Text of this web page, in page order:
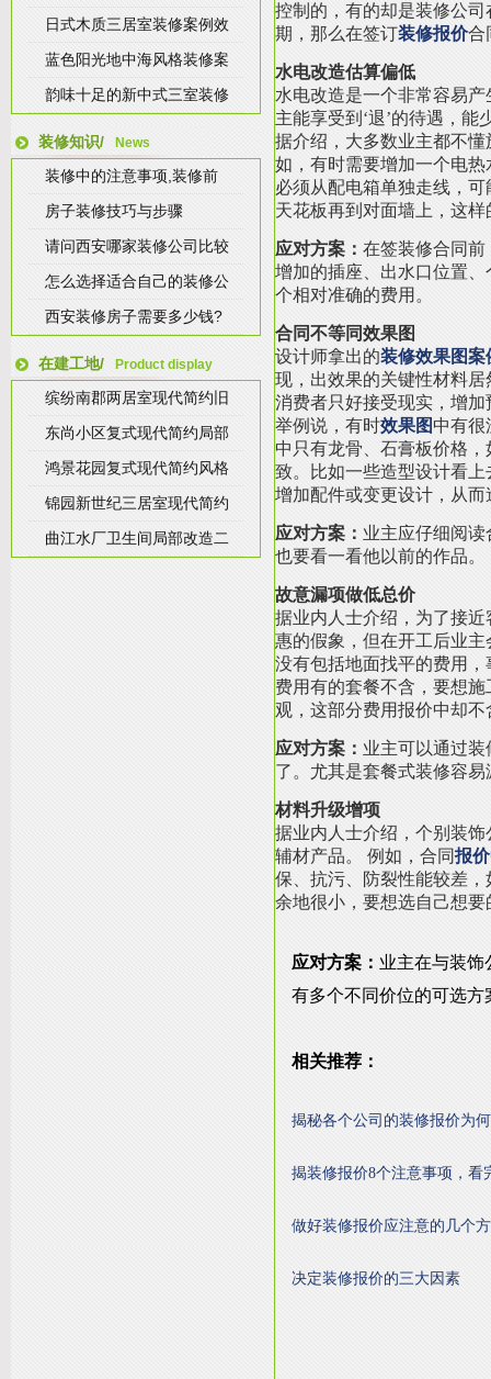
日式木质三居室装修案例效
蓝色阳光地中海风格装修案
韵味十足的新中式三室装修
装修知识/ News
装修中的注意事项,装修前
房子装修技巧与步骤
请问西安哪家装修公司比较
怎么选择适合自己的装修公
西安装修房子需要多少钱?
在建工地/ Product display
缤纷南郡两居室现代简约旧
东尚小区复式现代简约局部
鸿景花园复式现代简约风格
锦园新世纪三居室现代简约
曲江水厂卫生间局部改造二
控制的，有的却是装修公
期，那么在签订装修报价合
水电改造估算偏低
水电改造是一个非常容易
主能享受到‘退’的待遇，
据介绍，大多数业主都不
如，有时需要增加一个电
必须从配电箱单独走线，
天花板再到对面墙上，这
应对方案： 在签装修合同
增加的插座、出水口位置
个相对准确的费用。
合同不等同效果图
设计师拿出的装修效果图案
现，出效果的关键性材料
消费者只好接受现实，增加
举例说，有时效果图中有很
中只有龙骨、石膏板价格
致。比如一些造型设计看
增加配件或变更设计，从
应对方案： 业主应仔细阅
也要看一看他以前的作品。
故意漏项做低总价
据业内人士介绍，为了接
惠的假象，但在开工后业
没有包括地面找平的费用
费用有的套餐不含，要想
观，这部分费用报价中却不
应对方案： 业主可以通过
了。尤其是套餐式装修容
材料升级增项
据业内人士介绍，个别装
辅材产品。 例如，合同报价
保、抗污、防裂性能较差
余地很小，要想选自己想
应对方案： 业主在与装饰
有多个不同价位的可选
相关推荐：
揭秘各个公司的装修报价为
揭装修报价8个注意事项，看
做好装修报价应注意的几个
决定装修报价的三大因素